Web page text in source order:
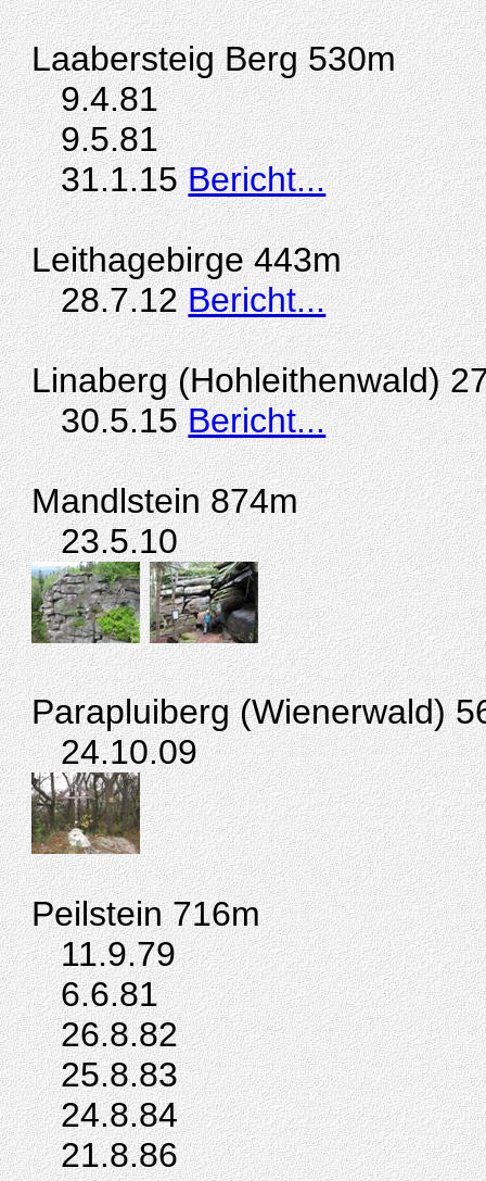
Laabersteig Berg 530m
9.4.81
9.5.81
31.1.15Bericht...
Leithagebirge 443m
28.7.12Bericht...
Linaberg (Hohleithenwald)
30.5.15Bericht...
Mandlstein 874m
23.5.10
Parapluiberg (Wienerwald)
24.10.09
Peilstein716m
11.9.79
6.6.81
26.8.82
25.8.83
24.8.84
21.8.86